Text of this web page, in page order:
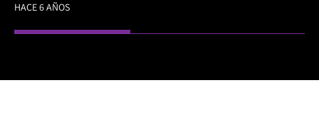
HACE 6 AÑOS